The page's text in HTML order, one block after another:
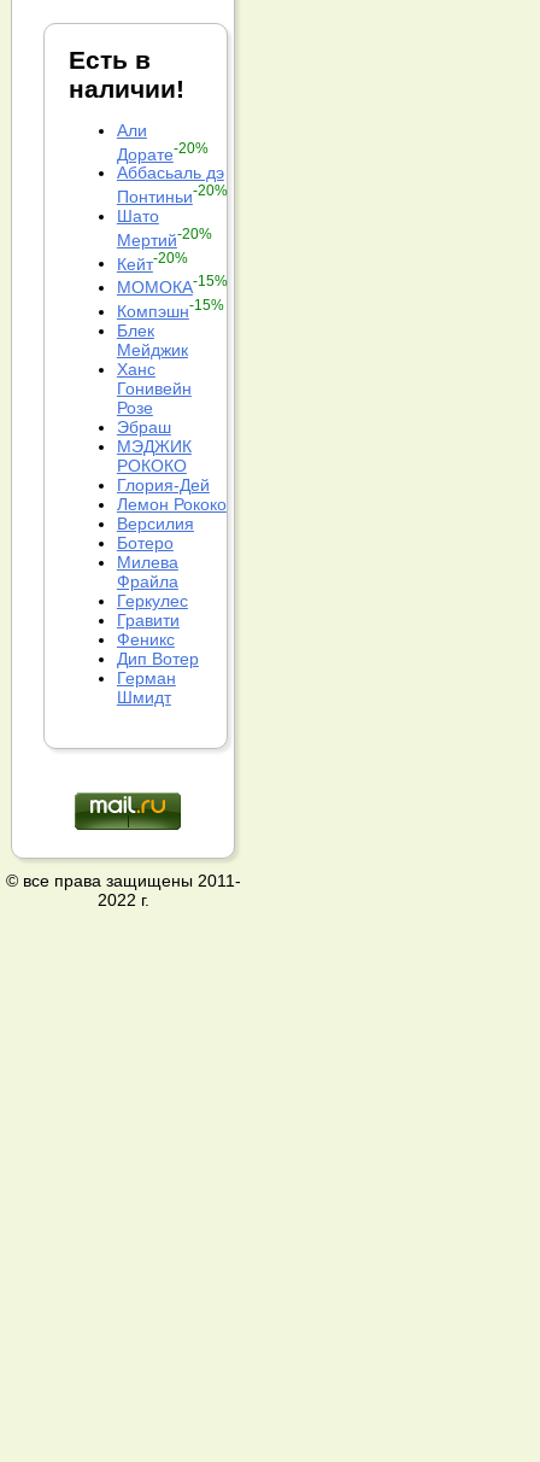
Есть в
наличии!
Али
Дорате-20%
Аббасьаль дэ
Понтиньи-20%
Шато
Мертий-20%
Кейт-20%
МОМОКА-15%
Компэшн-15%
Блек
Мейджик
Ханс
Гонивейн
Розе
Эбраш
МЭДЖИК
РОКОКО
Глория-Дей
Лемон Рококо
Версилия
Ботеро
Милева
Фрайла
Геркулес
Гравити
Феникс
Дип Вотер
Герман
Шмидт
© все права защищены 2011-
2022 г.